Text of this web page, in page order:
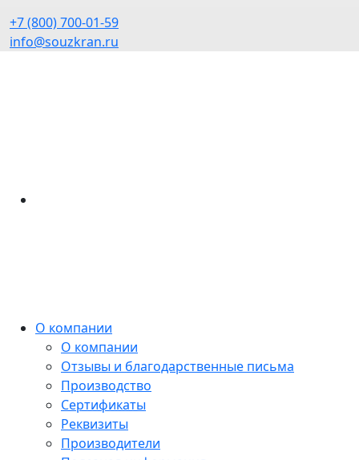
+7 (800) 700-01-59
info@souzkran.ru
О компании
О компании
Отзывы и благодарственные письма
Производство
Сертификаты
Реквизиты
Производители